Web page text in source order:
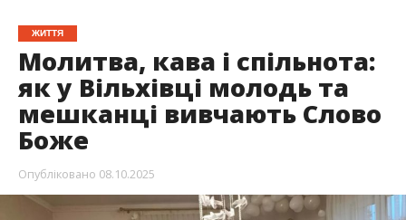
ЖИТТЯ
Молитва, кава і спільнота:
як у Вільхівці молодь та
мешканці вивчають Слово
Боже
Опубліковано 08.10.2025